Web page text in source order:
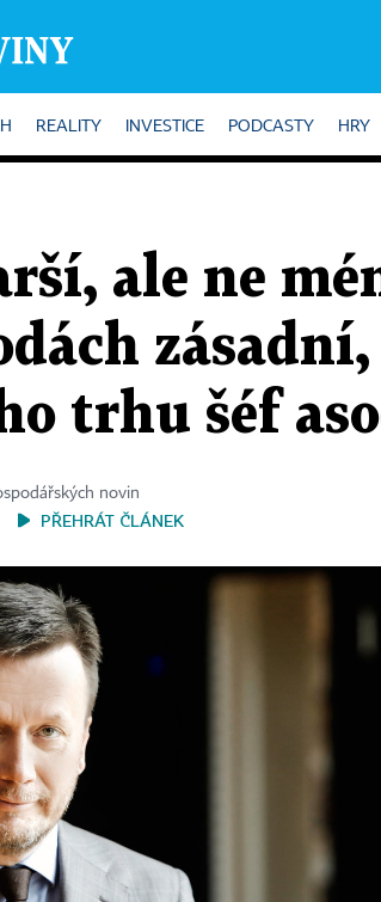
REALITY INVESTICE PODCASTY HRY
ale ne
trhu šéf
novin
PŘEHRÁT ČLÁNEK